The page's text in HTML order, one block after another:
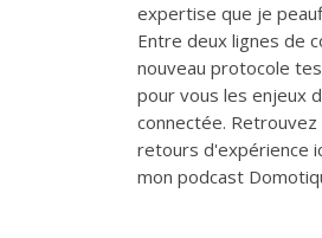
expertise que je
Entre deux lignes de
nouveau protocole
pour vous les enjeux
connectée.
retours d'expérience
mon podcast